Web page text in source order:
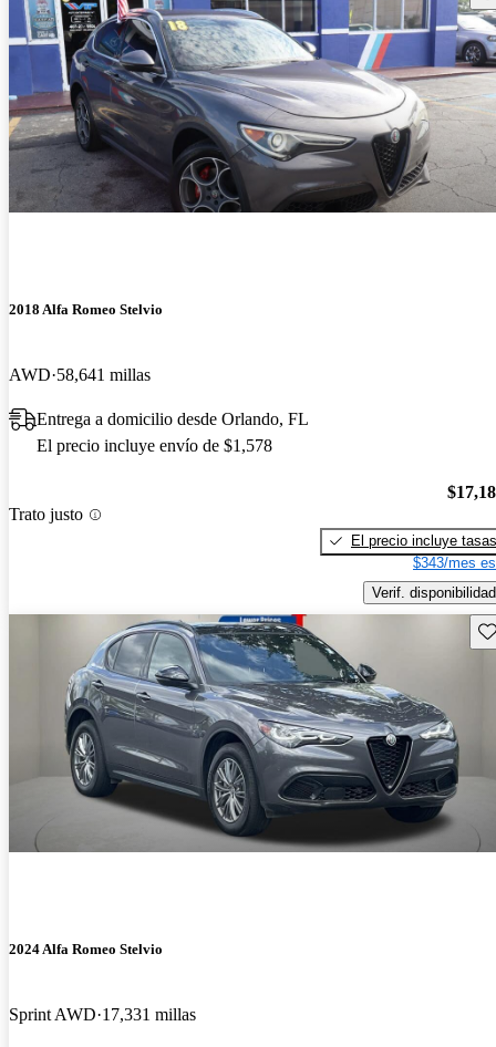
2018 Alfa Romeo Stelvio
AWD 58,641 millas
Entrega a domicilio desde Orlando, FL
El precio incluye envío de $1,578
Trato justo
El precio incluye tasas
$343/mes
Verif. disponibilidad
2024 Alfa Romeo Stelvio
Sprint AWD 17,331 millas